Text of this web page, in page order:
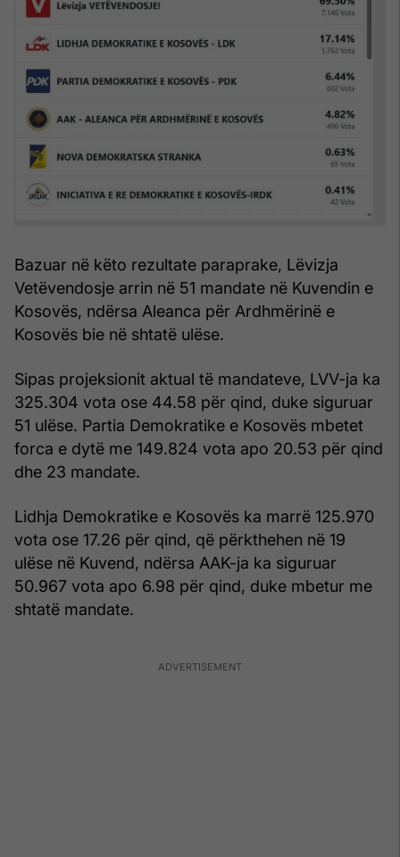
Bazuar në këto rezultate paraprake, Lëvizja
Vetëvendosje arrin në 51 mandate në Kuvendin e
Kosovës, ndërsa Aleanca për Ardhmërinë e
Kosovës bie në shtatë ulëse.
Sipas projeksionit aktual të mandateve, LVV-ja ka
325.304 vota ose 44.58 për qind, duke siguruar
51 ulëse. Partia Demokratike e Kosovës mbetet
forca e dytë me 149.824 vota apo 20.53 për qind
dhe 23 mandate.
Lidhja Demokratike e Kosovës ka marrë 125.970
vota ose 17.26 për qind, që përkthehen në 19
ulëse në Kuvend, ndërsa AAK-ja ka siguruar
50.967 vota apo 6.98 për qind, duke mbetur me
shtatë mandate.